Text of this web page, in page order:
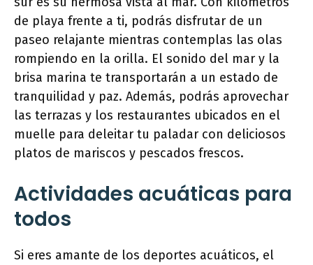
de playa frente a ti, podrás disfrutar de un
paseo relajante mientras contemplas las olas
rompiendo en la orilla. El sonido del mar y la
brisa marina te transportarán a un estado de
tranquilidad y paz. Además, podrás aprovechar
las terrazas y los restaurantes ubicados en el
muelle para deleitar tu paladar con deliciosos
platos de mariscos y pescados frescos.
Actividades acuáticas para
todos
Si eres amante de los deportes acuáticos, el